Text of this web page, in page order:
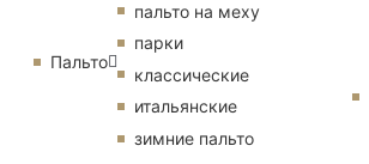
Пальто
пальто на меху
парки
классические
итальянские
зимние пальто